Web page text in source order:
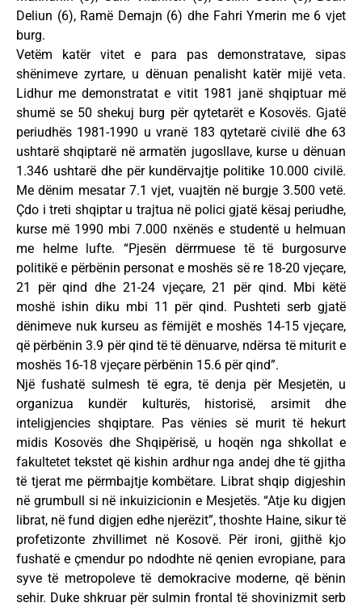
Deliun (6), Ramë Demajn (6) dhe Fahri Ymerin me 6 vjet
burg.
Vetëm katër vitet e para pas demonstratave, sipas
shënimeve zyrtare, u dënuan penalisht katër mijë veta.
Lidhur me demonstratat e vitit 1981 janë shqiptuar më
shumë se 50 shekuj burg për qytetarët e Kosovës. Gjatë
periudhës 1981-1990 u vranë 183 qytetarë civilë dhe 63
ushtarë shqiptarë në armatën jugosllave, kurse u dënuan
1.346 ushtarë dhe për kundërvajtje politike 10.000 civilë.
Me dënim mesatar 7.1 vjet, vuajtën në burgje 3.500 vetë.
Çdo i treti shqiptar u trajtua në polici gjatë kësaj periudhe,
kurse më 1990 mbi 7.000 nxënës e studentë u helmuan
me helme lufte. “Pjesën dërrmuese të të burgosurve
politikë e përbënin personat e moshës së re 18-20 vjeçare,
21 për qind dhe 21-24 vjeçare, 21 për qind. Mbi këtë
moshë ishin diku mbi 11 për qind. Pushteti serb gjatë
dënimeve nuk kurseu as fëmijët e moshës 14-15 vjeçare,
që përbënin 3.9 për qind të të dënuarve, ndërsa të miturit e
moshës 16-18 vjeçare përbënin 15.6 për qind”.
Një fushatë sulmesh të egra, të denja për Mesjetën, u
organizua kundër kulturës, historisë, arsimit dhe
inteligjencies shqiptare. Pas vënies së murit të hekurt
midis Kosovës dhe Shqipërisë, u hoqën nga shkollat e
fakultetet tekstet që kishin ardhur nga andej dhe të gjitha
të tjerat me përmbajtje kombëtare. Librat shqip digjeshin
në grumbull si në inkuizicionin e Mesjetës. “Atje ku digjen
librat, në fund digjen edhe njerëzit”, thoshte Haine, sikur të
profetizonte zhvillimet në Kosovë. Për ironi, gjithë kjo
fushatë e çmendur po ndodhte në qenien evropiane, para
syve të metropoleve të demokracive moderne, që bënin
sehir. Duke shkruar për sulmin frontal të shovinizmit serb